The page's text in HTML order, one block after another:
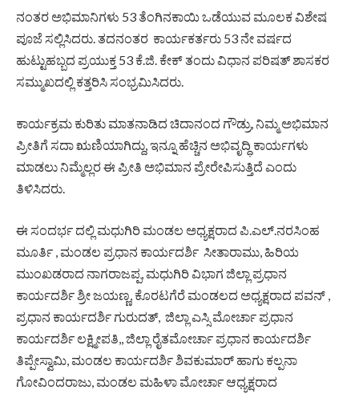
ನಂತರ ಅಭಿಮಾನಿಗಳು 53 ತೆಂಗಿನಕಾಯಿ ಒಡೆಯುವ ಮೂಲಕ ವಿಶೇಷ
ಪೂಜೆ ಸಲ್ಲಿಸಿದರು. ತದನಂತರ ಕಾರ್ಯಕರ್ತರು 53 ನೇ ವರ್ಷದ
ಹುಟ್ಟುಹಬ್ಬದ ಪ್ರಯುಕ್ತ 53 ಕೆ.ಜಿ. ಕೇಕ್ ತಂದು ವಿಧಾನ ಪರಿಷತ್ ಶಾಸಕರ
ಸಮ್ಮುಖದಲ್ಲಿ ಕತ್ತರಿಸಿ ಸಂಭ್ರಮಿಸಿದರು.
ಕಾರ್ಯಕ್ರಮ ಕುರಿತು ಮಾತನಾಡಿದ ಚಿದಾನಂದ ಗೌಡ್ರು, ನಿಮ್ಮ ಅಭಿಮಾನ
ಪ್ರೀತಿಗೆ ಸದಾ ಋಣಿಯಾಗಿದ್ದು, ಇನ್ನೂ ಹೆಚ್ಚಿನ ಅಭಿವೃದ್ಧಿ ಕಾರ್ಯಗಳು
ಮಾಡಲು ನಿಮ್ಮೆಲ್ಲರ ಈ ಪ್ರೀತಿ ಅಭಿಮಾನ ಪ್ರೇರೇಪಿಸುತ್ತಿದೆ ಎಂದು
ತಿಳಿಸಿದರು.
ಈ ಸಂದರ್ಭ ದಲ್ಲಿ ಮಧುಗಿರಿ ಮಂಡಲ ಅಧ್ಯಕ್ಷರಾದ ಪಿ.ಎಲ್.ನರಸಿಂಹ
ಮೂರ್ತಿ , ಮಂಡಲ ಪ್ರಧಾನ ಕಾರ್ಯದರ್ಶಿ ಸೀತಾರಾಮು, ಹಿರಿಯ
ಮುಂಖಡರಾದ ನಾಗರಾಜಪ್ಪ, ಮಧುಗಿರಿ ವಿಭಾಗ ಜಿಲ್ಲಾ ಪ್ರಧಾನ
ಕಾರ್ಯದರ್ಶಿ ಶ್ರೀ ಜಯಣ್ಣ, ಕೊರಟಗೆರೆ ಮಂಡಲದ ಅಧ್ಯಕ್ಷರಾದ ಪವನ್ ,
ಪ್ರಧಾನ ಕಾರ್ಯದರ್ಶಿ ಗುರುದತ್, ಜಿಲ್ಲಾ ಎಸ್ಸಿ ಮೋರ್ಚಾ ಪ್ರಧಾನ
ಕಾರ್ಯದರ್ಶಿ ಲಕ್ಷ್ಮೀಪತಿ,, ಜಿಲ್ಲಾ ರೈತಮೋರ್ಚಾ ಪ್ರಧಾನ ಕಾರ್ಯದರ್ಶಿ
ತಿಪ್ಪೇಸ್ವಾಮಿ, ಮಂಡಲ ಕಾರ್ಯದರ್ಶಿ ಶಿವಕುಮಾರ್ ಹಾಗು ಕಲ್ಪನಾ
ಗೋವಿಂದರಾಜು, ಮಂಡಲ ಮಹಿಳಾ ಮೋರ್ಚಾ ಆಧ್ಯಕ್ಷರಾದ